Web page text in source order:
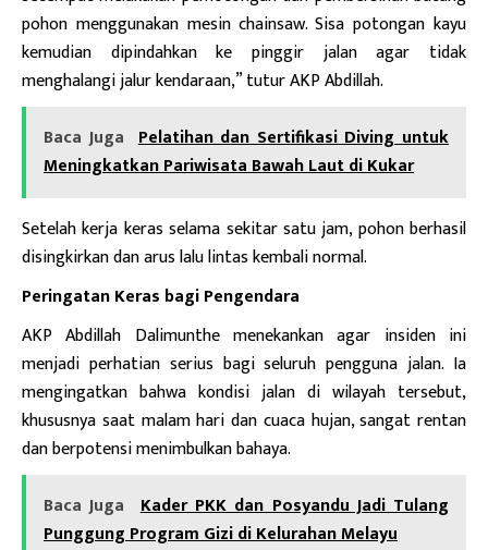
pohon menggunakan mesin chainsaw. Sisa potongan kayu
kemudian dipindahkan ke pinggir jalan agar tidak
menghalangi jalur kendaraan,” tutur AKP Abdillah.
Baca Juga Pelatihan dan Sertifikasi Diving untuk
Meningkatkan Pariwisata Bawah Laut di Kukar
Setelah kerja keras selama sekitar satu jam, pohon berhasil
disingkirkan dan arus lalu lintas kembali normal.
Peringatan Keras bagi Pengendara
AKP Abdillah Dalimunthe menekankan agar insiden ini
menjadi perhatian serius bagi seluruh pengguna jalan. Ia
mengingatkan bahwa kondisi jalan di wilayah tersebut,
khususnya saat malam hari dan cuaca hujan, sangat rentan
dan berpotensi menimbulkan bahaya.
Baca Juga Kader PKK dan Posyandu Jadi Tulang
Punggung Program Gizi di Kelurahan Melayu